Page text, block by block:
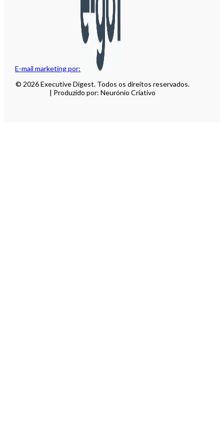
E-mail marketing por:
© 2026 Executive Digest. Todos os direitos reservados.
| Produzido por: Neurónio Criativo